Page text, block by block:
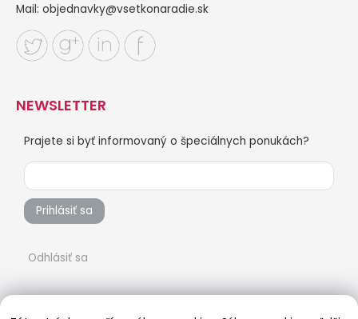
Mail: objednavky@vsetkonaradie.sk
NEWSLETTER
Prajete si byť informovaný o špeciálnych ponukách?
Prihlásiť sa
Odhlásiť sa